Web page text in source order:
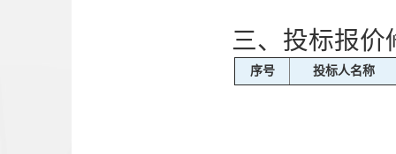
三、投标报价
序号 投标人名称